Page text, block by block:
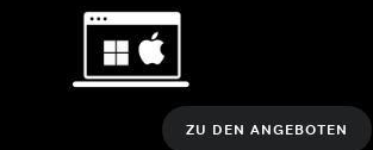
ZU DEN ANGEBOTEN